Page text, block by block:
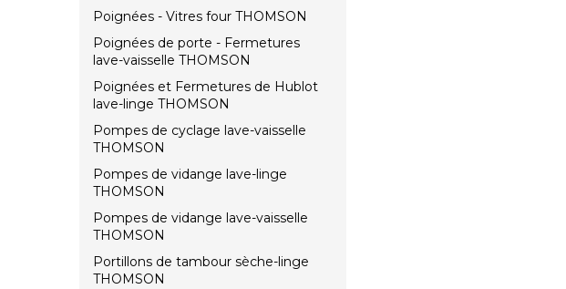
Poignées - Vitres four THOMSON
Poignées de porte - Fermetures
lave-vaisselle THOMSON
Poignées et Fermetures de Hublot
lave-linge THOMSON
Pompes de cyclage lave-vaisselle
THOMSON
Pompes de vidange lave-linge
THOMSON
Pompes de vidange lave-vaisselle
THOMSON
Portillons de tambour sèche-linge
THOMSON